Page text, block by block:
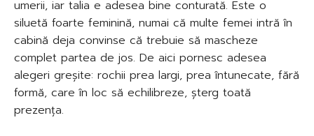
umerii, iar talia e adesea bine conturată. Este o
siluetă foarte feminină, numai că multe femei intră în
cabină deja convinse că trebuie să mascheze
complet partea de jos. De aici pornesc adesea
alegeri greșite: rochii prea largi, prea întunecate, fără
formă, care în loc să echilibreze, șterg toată
prezența.